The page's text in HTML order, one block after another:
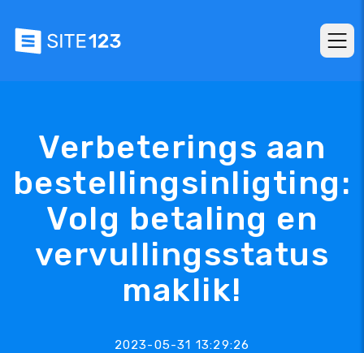
Verbeterings aan
bestellingsinligting:
Volg betaling en
vervullingsstatus
maklik!
2023-05-31 13:29:26